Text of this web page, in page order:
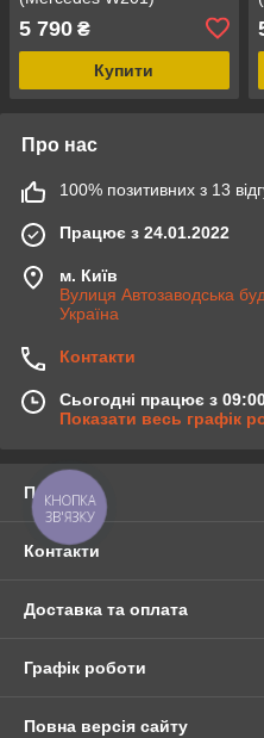
екошкіри Чорно-сірий,
графіт
5 790 ₴
Купити
Про нас
100% позитивних з 13
Працює з 24.01.2022
м. Київ
Вулиця Автозаводська
Україна
Контакти
Сьогодні працює з
Показати весь графік
Про нас
Контакти
Доставка та оплата
Графік роботи
Повна версія сайту
КНОПКА
ЗВ'ЯЗКУ